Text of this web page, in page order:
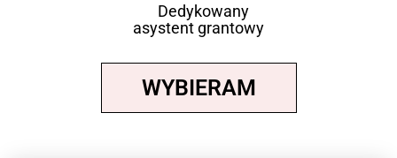
Dedykowany
asystent grantowy
WYBIERAM